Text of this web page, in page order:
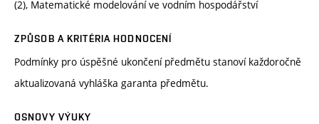
(2), Matematické modelování ve vodním hospodářství
ZPŮSOB A KRITÉRIA HODNOCENÍ
Podmínky pro úspěšné ukončení předmětu stanoví každoročně
aktualizovaná vyhláška garanta předmětu.
OSNOVY VÝUKY